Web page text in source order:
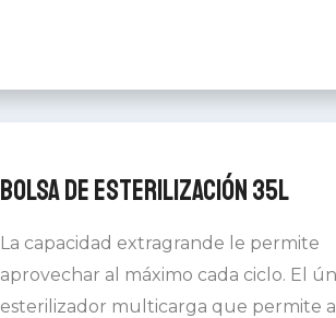
Bolsa de esterilización 35L
La capacidad extragrande le permite
aprovechar al máximo cada ciclo. El
esterilizador multicarga que permite